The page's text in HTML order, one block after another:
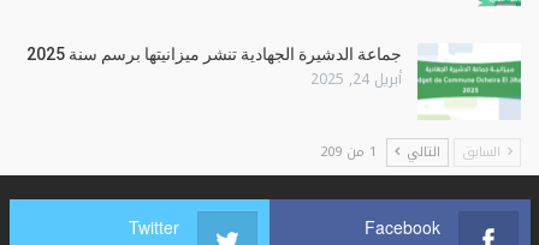
جماعة الدشيرة الجهادية تنشر ميزانيتها برسم سنة 2025
أبريل 24, 2025
السابق التالي 1 من 209
Facebook
Twitter